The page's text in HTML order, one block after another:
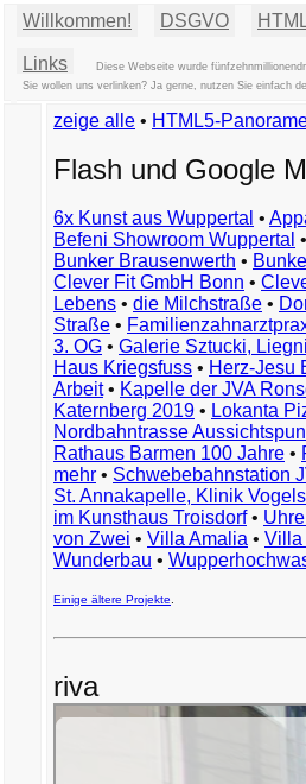
Willkommen! DSGVO
Links
Diese Webseite wurde
Sie wollen uns verlinken? Ja gerne, nutzen Sie einfach
zeige alle • HTML5-
Flash und Google
6x Kunst aus Wuppertal •
Befeni Showroom Wuppertal •
Bunker Brausenwerth •
Clever Fit GmbH Bonn •
Lebens • die Milchstraße •
Straße •
3. OG • Galerie Sztucki,
Haus Kriegsfuss • Herz-Jesu
Arbeit• Kapelle der JVA
Katernberg 2019 • Lokanta
Nordbahntrasse
Rathaus Barmen 100 Jahre •
mehr • Schwebebahnstation
St. Annakapelle, Klinik
im Kunsthaus Troisdorf•
von Zwei • Villa Amalia • Villa
Wunderbau •
Einige ältere Projekte
riva